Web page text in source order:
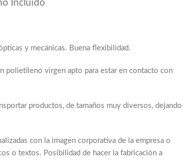
Incluido
y mecánicas. Buena flexibilidad.
polietileno virgen apto para estar en contacto con
productos, de tamaños muy diversos, dejando
con la imagen corporativa de la empresa o
o textos. Posibilidad de hacer la fabricación a